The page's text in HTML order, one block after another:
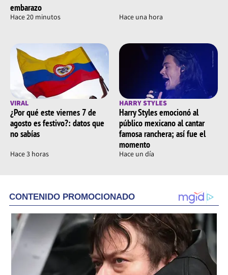
embarazo
Hace 20 minutos Hace una hora
VIRAL
¿Por qué este viernes 7 de
agosto es festivo?: datos que
no sabías
Hace 3 horas
HARRY STYLES
Harry Styles emocionó al
público mexicano al cantar
famosa ranchera; así fue el
momento
Hace un día